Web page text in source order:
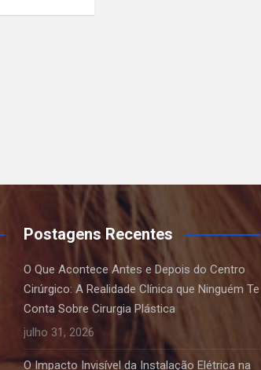
Postagens Recentes
O Que Acontece Antes e Depois do Centro
Cirúrgico: A Realidade Clínica que Ninguém Te
Conta Sobre Cirurgia Plástica
julho 31, 2026
O Impacto Invisível da Instalação Elétrica na